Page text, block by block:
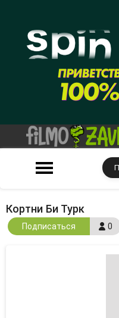
Кортни Би Турк
0
Подписаться